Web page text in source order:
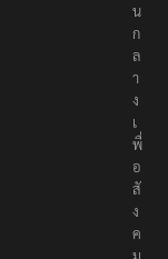
น
ก
ล
า
ง
เ
พื่
อ
สั
ง
ค